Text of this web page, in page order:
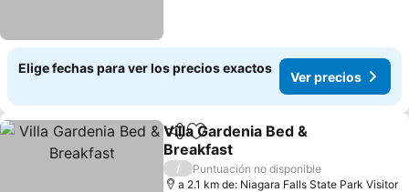
Elige fechas para ver los precios exactos
Ver precios
CompartirAgregar a favoritos
Villa Gardenia Bed &
Breakfast
Ver precios
/
Puntuación no disponible
a 2.1 km de: Niagara Falls State Park Visitor